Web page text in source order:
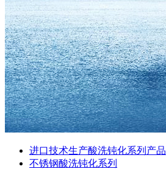
进口技术生产酸洗钝化系列产品
不锈钢酸洗钝化系列